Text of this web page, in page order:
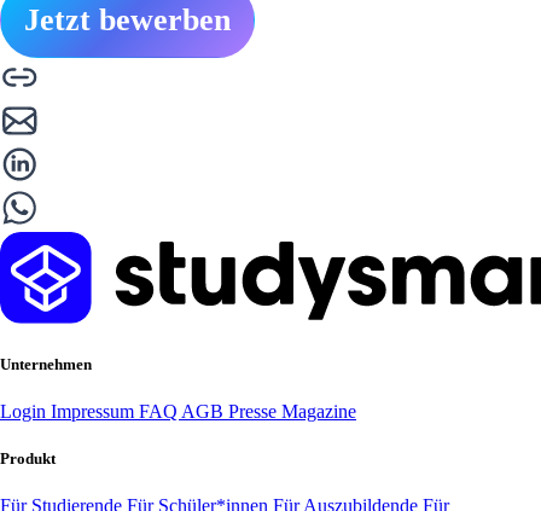
Jetzt bewerben
Unternehmen
Login Impressum FAQ AGB Presse Magazine
Produkt
Für Studierende Für Schüler*innen Für Auszubildende Für